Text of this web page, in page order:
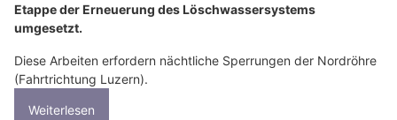
Etappe der Erneuerung des Löschwassersystems
umgesetzt.
Diese Arbeiten erfordern nächtliche Sperrungen der Nordröhre
(Fahrtrichtung Luzern).
Weiterlesen